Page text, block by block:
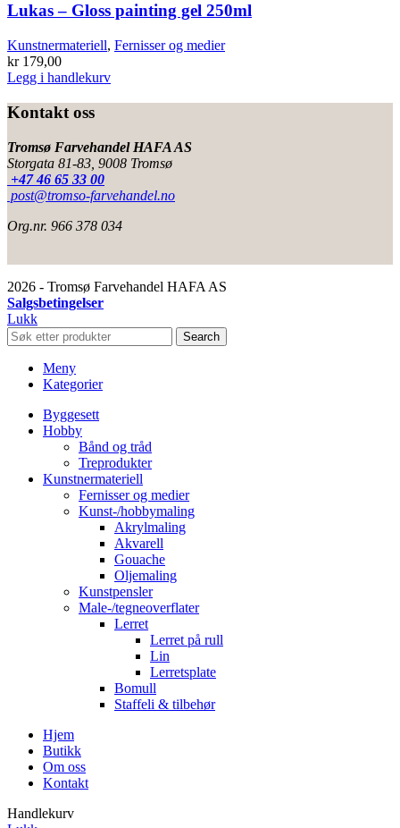
Lukas – Gloss painting gel 250ml
Kunstnermateriell, Fernisser og medier
kr179,00
Legg i handlekurv
Kontakt oss
Tromsø Farvehandel HAFA AS
Storgata 81-83, 9008 Tromsø
+47 46 65 33 00
post@tromso-farvehandel.no
Org.nr. 966 378 034
2026 - Tromsø Farvehandel HAFA AS
Salgsbetingelser
Lukk
Search
Meny
Kategorier
Byggesett
Hobby
Bånd og tråd
Treprodukter
Kunstnermateriell
Fernisser og medier
Kunst-/hobbymaling
Akrylmaling
Akvarell
Gouache
Oljemaling
Kunstpensler
Male-/tegneoverflater
Lerret
Lerret på rull
Lin
Lerretsplate
Bomull
Staffeli & tilbehør
Hjem
Butikk
Om oss
Kontakt
Handlekurv